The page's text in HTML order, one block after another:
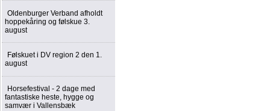
Oldenburger Verband afholdt
hoppekåring og følskue 3.
august
Følskuet i DV region 2 den 1.
august
Horsefestival - 2 dage med
fantastiske heste, hygge og
samvær i Vallensbæk